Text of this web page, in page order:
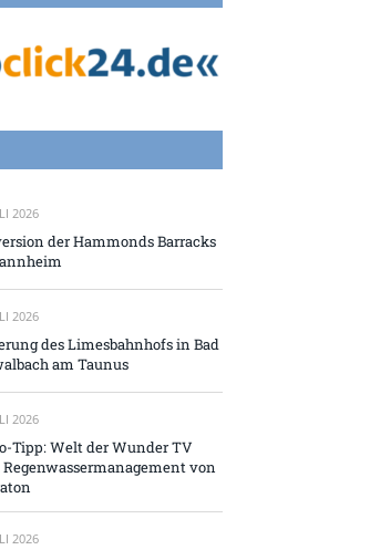
2026
der Hammonds Barracks
2026
des Limesbahnhofs in Bad
am Taunus
2026
Tipp: Welt der Wunder TV
von
2026